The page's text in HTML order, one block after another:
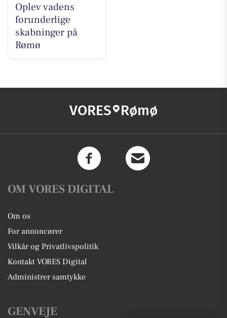
Oplev vadens
forunderlige
skabninger på
Rømø
VORES Rømø
OM VORES DIGITAL
Om os
For annoncører
Vilkår og Privatlivspolitik
Kontakt VORES Digital
Administrer samtykke
GENVEJE